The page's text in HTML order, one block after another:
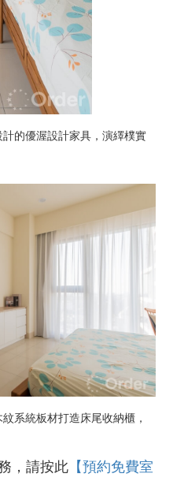
的優渥設計家具，演繹樸實
紋系統板材打造床尾收納櫃，
，請按此 【預約免費室